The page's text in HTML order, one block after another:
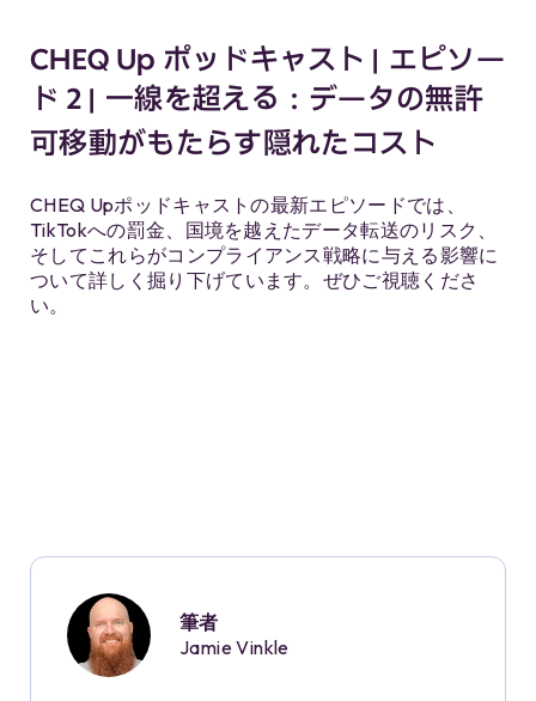
CHEQ Up ポッドキャスト | エピソー
ド 2 | 一線を超える：データの無許
可移動がもたらす隠れたコスト
CHEQ Upポッドキャストの最新エピソードでは、
TikTokへの罰金、国境を越えたデータ転送のリスク、
そしてこれらがコンプライアンス戦略に与える影響に
ついて詳しく掘り下げています。ぜひご視聴くださ
い。
筆者
Jamie Vinkle